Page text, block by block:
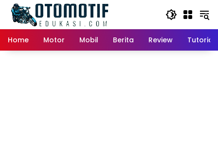
content
Home
Motor Mobil Berita Review Tutorial